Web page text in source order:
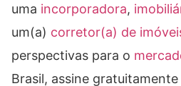
uma incorporadora,
um(a) corretor(a) de
perspectivas para o
Brasil, assine gratuitamente